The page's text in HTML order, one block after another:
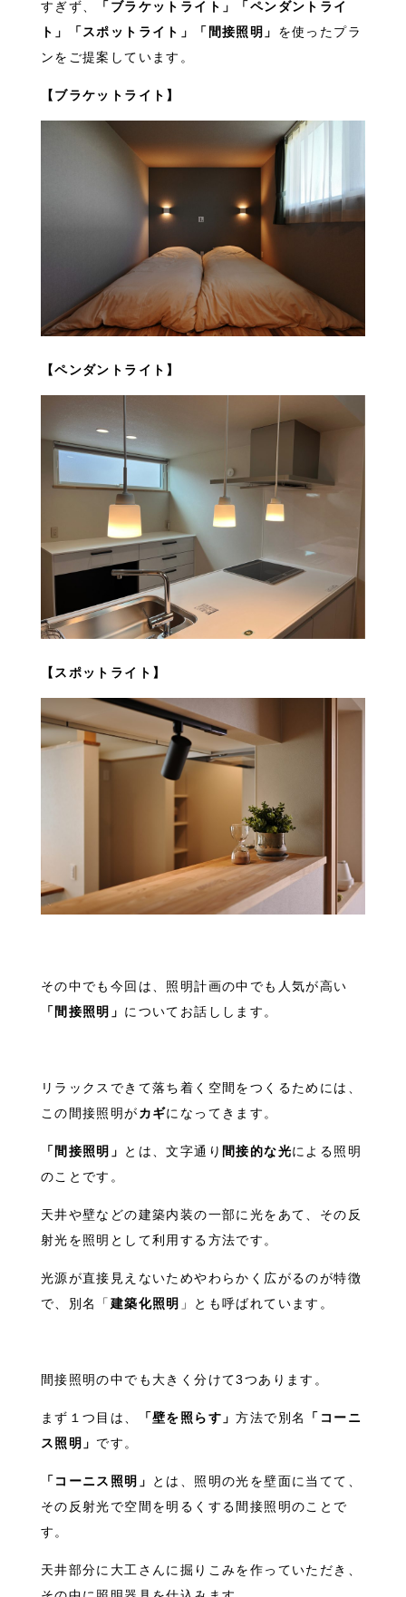
すぎず、
「ブラケットライト」「ペンダントライ
ト」「スポットライト」「間接照明」 を使ったプラ
ンをご提案しています。
【ブラケットライト】
【ペンダントライト】
【スポットライト】
その中でも今回は、照明計画の中でも人気が高い
「間接照明」 についてお話しします。
リラックスできて落ち着く空間をつくるためには、
この間接照明がカギになってきます。
「間接照明」 とは、文字通り 間接的な光による照明
のことです。
天井や壁などの建築内装の一部に光をあて、その反
射光を照明として利用する方法です。
光源が直接見えないためやわらかく広がるのが特徴
で、別名「 建築化照明 」とも呼ばれています。
間接照明の中でも大きく分けて3つあります。
まず１つ目は、 「壁を照らす」方法で別名
「コーニ
ス照明」 です。
「コーニス照明」
とは、照明の光を壁面に当てて、
その反射光で空間を明るくする間接照明のことで
す。
天井部分に大工さんに掘りこみを作っていただき、